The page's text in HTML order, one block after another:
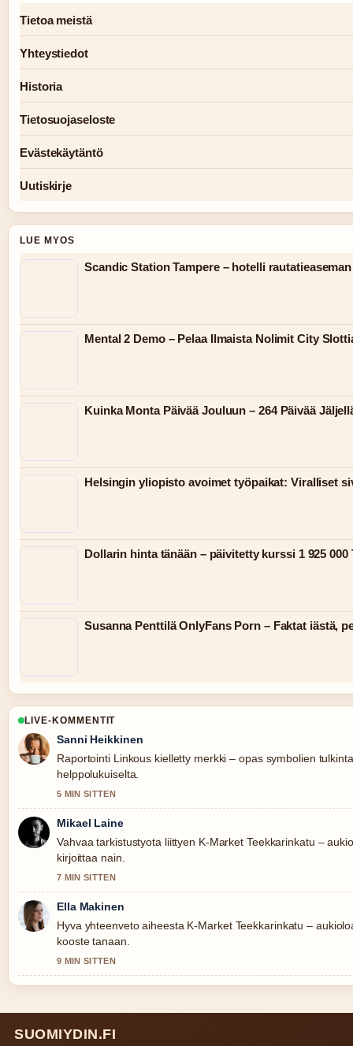
Tietoa meistä
Yhteystiedot
Historia
Tietosuojaseloste
Evästekäytäntö
Uutiskirje
LUE MYOS
Scandic Station Tampere – hotelli
Mental 2 Demo – Pelaa Ilmaista Nolimit City
Kuinka Monta Päivää Jouluun – 264 Päivää
Helsingin yliopisto avoimet työpaikat: Viralliset
Dollarin hinta tänään – päivitetty kurssi 1 925 000
Susanna Penttilä OnlyFans Porn – Faktat iästä,
LIVE-KOMMENTIT
Sanni Heikkinen
Raportointi Linkous kielletty merkki – opas symbolien
helppolukuiselta.
5 MIN SITTEN
Mikael Laine
Vahvaa tarkistustyota liittyen K-Market Teekkarinkatu –
kirjoittaa nain.
7 MIN SITTEN
Ella Makinen
Hyva yhteenveto aiheesta K-Market Teekkarinkatu –
kooste tanaan.
9 MIN SITTEN
SUOMIYDIN.FI